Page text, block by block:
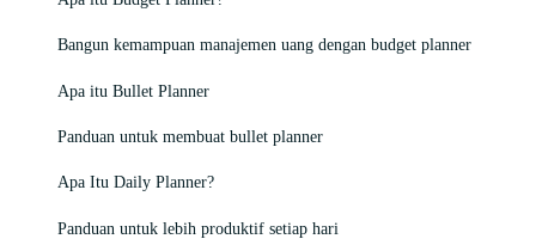
Bangun kemampuan manajemen uang dengan budget planner
Apa itu Bullet Planner
Panduan untuk membuat bullet planner
Apa Itu Daily Planner?
Panduan untuk lebih produktif setiap hari